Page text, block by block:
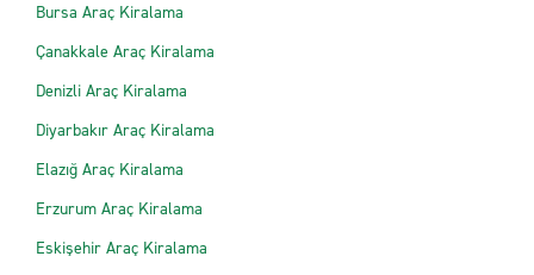
Bursa Araç Kiralama
Çanakkale Araç Kiralama
Denizli Araç Kiralama
Diyarbakır Araç Kiralama
Elazığ Araç Kiralama
Erzurum Araç Kiralama
Eskişehir Araç Kiralama